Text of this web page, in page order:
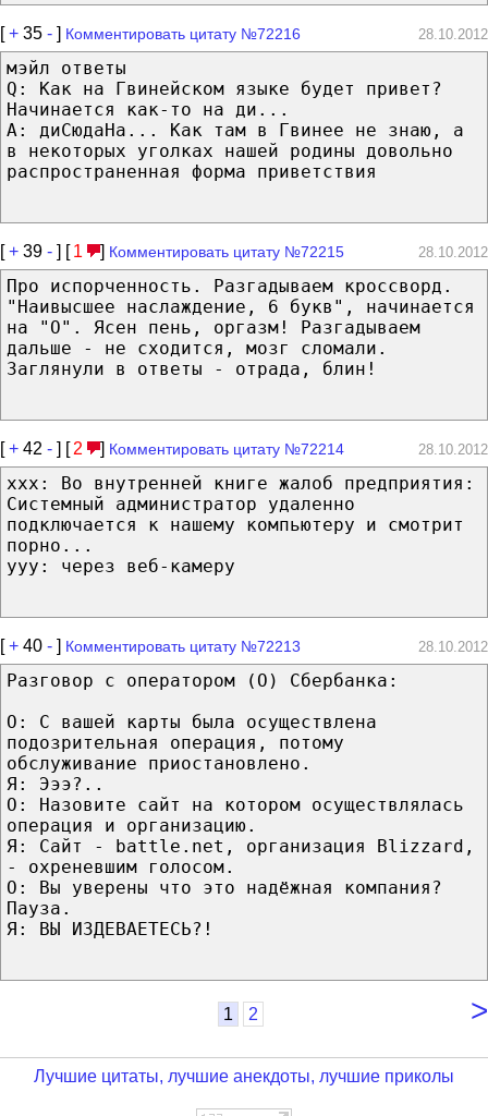
[+ 35 - ] Комментировать цитату №72216 28.10.2012
мэйл ответы
Q: Как на Гвинейском языке будет привет?
Начинается как-то на ди...
A: диСюдаНа... Как там в Гвинее не знаю, а
в некоторых уголках нашей родины довольно
распространенная форма приветствия
[+ 39 - ] [ 1 ] Комментировать цитату №72215 28.10.2012
Про испорченность. Разгадываем кроссворд.
"Наивысшее наслаждение, 6 букв", начинается
на "О". Ясен пень, оргазм! Разгадываем
дальше - не сходится, мозг сломали.
Заглянули в ответы - отрада, блин!
[+ 42 - ] [ 2 ] Комментировать цитату №72214 28.10.2012
ххх: Во внутренней книге жалоб предприятия:
Системный администратор удаленно
подключается к нашему компьютеру и смотрит
порно...
ууу: через веб-камеру
[+ 40 - ] Комментировать цитату №72213 28.10.2012
Разговор с оператором (О) Сбербанка:
О: С вашей карты была осуществлена
подозрительная операция, потому
обслуживание приостановлено.
Я: Эээ?..
О: Назовите сайт на котором осуществлялась
операция и организацию.
Я: Сайт - battle.net, организация Blizzard,
- охреневшим голосом.
О: Вы уверены что это надёжная компания?
Пауза.
Я: ВЫ ИЗДЕВАЕТЕСЬ?!
>
1 2
Лучшие цитаты, лучшие анекдоты, лучшие приколы